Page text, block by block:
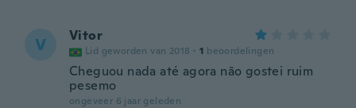
V Vitor
Lid geworden van 2018 · 1 beoordelingen
Cheguou nada até agora não gostei ruim
pesemo
ongeveer 6 jaar geleden